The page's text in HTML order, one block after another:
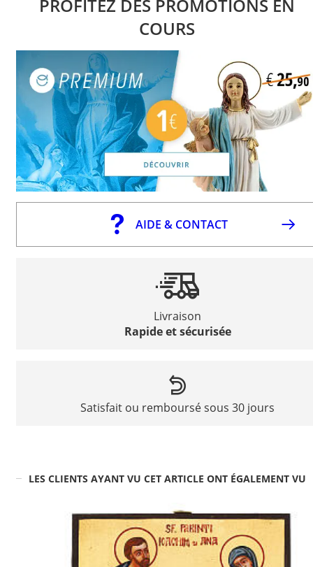
PROFITEZ DES PROMOTIONS EN
COURS
AIDE & CONTACT
Livraison
Rapide et sécurisée
Satisfait ou remboursé sous 30 jours
LES CLIENTS AYANT VU CET ARTICLE ONT ÉGALEMENT VU